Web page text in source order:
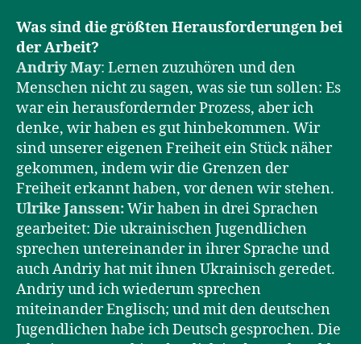
Was sind die größten Herausforderungen bei
der Arbeit?
Andriy May: Lernen zuzuhören und den
Menschen nicht zu sagen, was sie tun sollen: Es
war ein herausfordernder Prozess, aber ich
denke, wir haben es gut hinbekommen. Wir
sind unserer eigenen Freiheit ein Stück näher
gekommen, indem wir die Grenzen der
Freiheit erkannt haben, vor denen wir stehen.
Ulrike Janssen:Wir haben in drei Sprachen
gearbeitet: Die ukrainischen Jugendlichen
sprechen untereinander in ihrer Sprache und
auch Andriy hat mit ihnen Ukrainisch geredet.
Andriy und ich wiederum sprechen
miteinander Englisch; und mit den deutschen
Jugendlichen habe ich Deutsch gesprochen. Die